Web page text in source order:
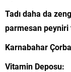
Tadı daha da
parmesan
Karnabahar
Vitamin Deposu: